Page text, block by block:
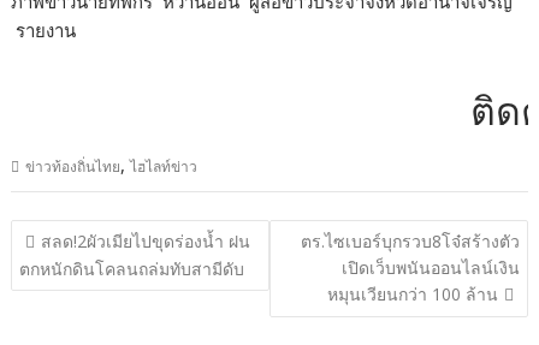
รายงาน
ติดต่อ
ข่าวท้องถิ่นไทย,ไฮไลท์ข่าว
แนะแนว
เรื่อง
สลด!2ผัวเมียไปขุดร่องน้ำ ฝน
ตกหนักดินโคลนถล่มทับสามีดับ
ตร.ไซเบอร์บุกรวบ8โจ๋สร้างตัว
เปิดเว็บพนันออนไลน์เงิน
หมุนเวียนกว่า 100 ล้าน